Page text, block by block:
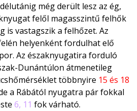
még derült lesz az ég,
felől magasszintű felhők
is vastagszik a felhőzet. Az
helyenként fordulhat elő
Az északnyugatira forduló
Dunántúlon átmenetileg
többnyire 15 és 18
a Rábától nyugatra pár fokkal
6, 11 fok várható.